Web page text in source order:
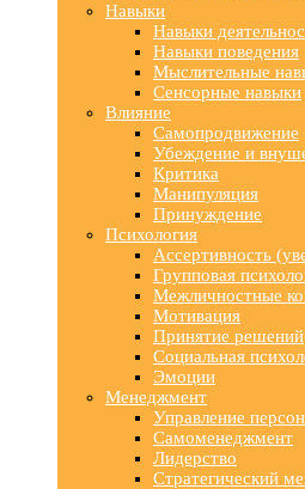
Навыки
Навыки
Навыки поведения
Мыслительные
Сенсорные навыки
Влияние
Самопродвижение
Убеждение и
Критика
Манипуляция
Принуждение
Психология
Ассертивность
Групповая
Межличностные
Мотивация
Принятие решений
Социальная
Эмоции
Менеджмент
Управление
Самоменеджмент
Лидерство
Стратегический